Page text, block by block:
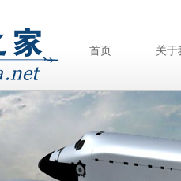
首页 关于